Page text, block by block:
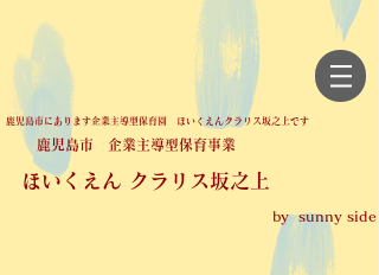
鹿児島市にあります企業主導型保育園 ほいくえんクラリス坂之上です
鹿児島市 企業主導型保育事業
ほいくえん クラリス坂之上
by sunny side